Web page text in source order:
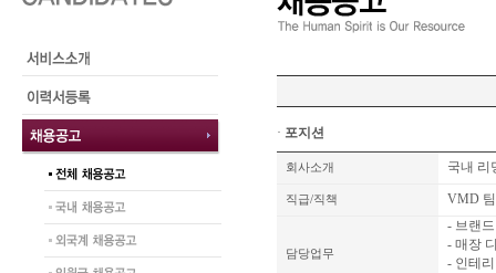
· 포지션
회사소개 국내 리
직급/직책 VMD
담당업무
- 브랜
- 매장
- 인테